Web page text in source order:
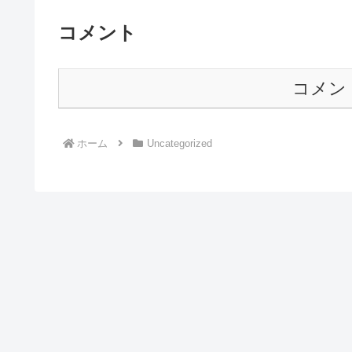
コメント
コメン
ホーム Uncategorized